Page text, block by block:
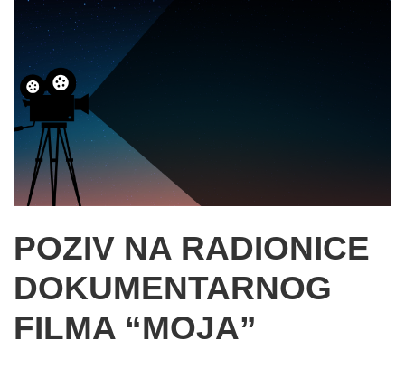
POZIV NA RADIONICE
DOKUMENTARNOG
FILMA “MOJA”